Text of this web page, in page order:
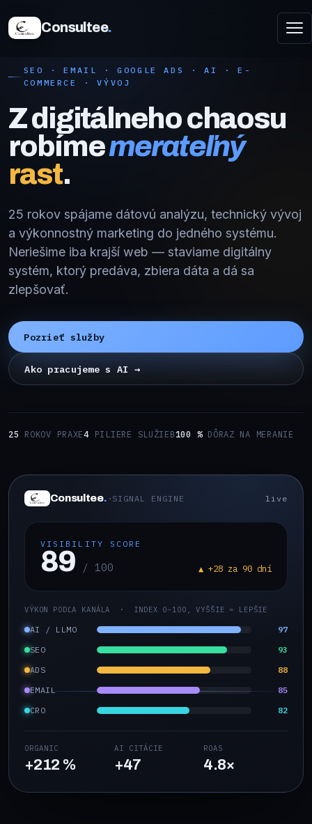
Consultee.
SEO · EMAIL · GOOGLE ADS · AI · E-
COMMERCE · VÝVOJ
Z digitálneho chaosu
robímemerateľný
rast.
25 rokov spájame dátovú analýzu, technický vývoj
a výkonnostný marketing do jedného systému.
Neriešime iba krajší web — staviame digitálny
systém, ktorý predáva, zbiera dáta a dá sa
zlepšovať.
Pozrieť služby
Ako pracujeme s AI →
25 ROKOV PRAXE4PILIERE SLUŽIEB100 %DÔRAZ NA MERANIE
Consultee. · SIGNAL ENGINE live
VISIBILITY SCORE
91/ 100 ▲ +28 za 90 dní
VÝKON PODĽA KANÁLA · INDEX 0–100, VYŠŠIE = LEPŠIE
AI / LLMO
98
SEO
92
ADS
91
EMAIL
88
CRO
84
ORGANIC
+212 %
AI CITÁCIE
+47
ROAS
4.8×